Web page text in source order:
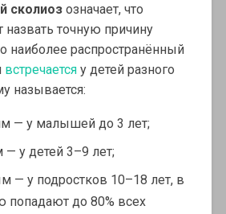
сколиозозначает, что
точную причину
наиболее распространённый
встречается у детей разного
называется:
— у малышей до 3 лет;
у детей 3–9 лет;
— у подростков 10–18 лет, в
попадают до 80% всех